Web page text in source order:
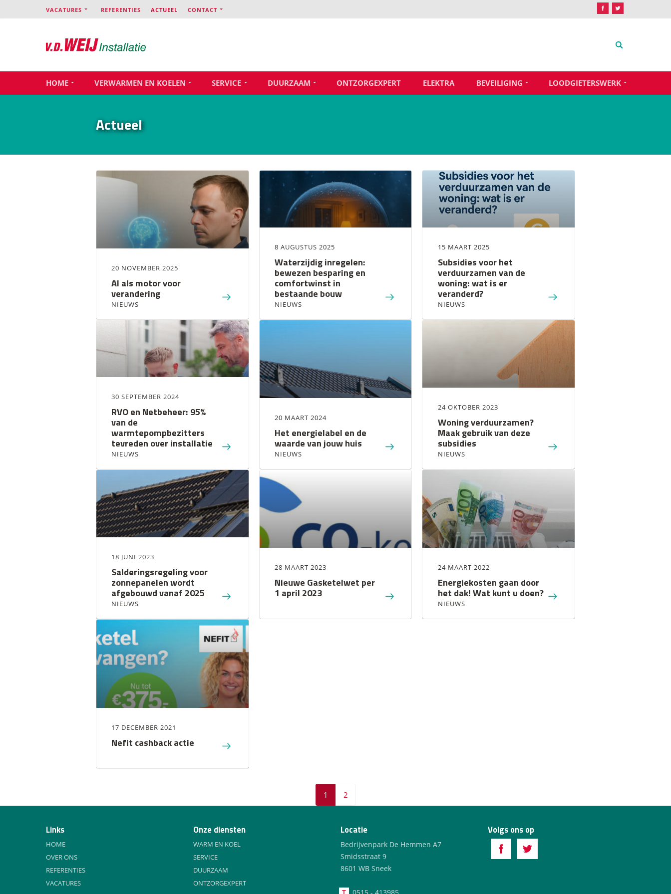
VACATURES REFERENTIES ACTUEEL CONTACT
HOME VERWARMEN EN KOELEN SERVICE DUURZAAM ONTZORGEXPERT ELEKTRA BEVEILIGING LOODGIETERSWERK
Actueel
20 NOVEMBER 2025
AI als motor voor
verandering
NIEUWS
8 AUGUSTUS 2025
Waterzijdig inregelen:
bewezen besparing en
comfortwinst in
bestaande bouw
NIEUWS
15 MAART 2025
Subsidies voor het
verduurzamen van de
woning: wat is er
veranderd?
NIEUWS
30 SEPTEMBER 2024
RVO en Netbeheer: 95%
van de
warmtepompbezitters
tevreden over installatie
NIEUWS
20 MAART 2024
Het energielabel en de
waarde van jouw huis
NIEUWS
24 OKTOBER 2023
Woning verduurzamen?
Maak gebruik van deze
subsidies
NIEUWS
18 JUNI 2023
Salderingsregeling voor
zonnepanelen wordt
afgebouwd vanaf 2025
NIEUWS
28 MAART 2023
Nieuwe Gasketelwet per
1 april 2023
24 MAART 2022
Energiekosten gaan door
het dak! Wat kunt u doen?
NIEUWS
17 DECEMBER 2021
Nefit cashback actie
1 2
Links
HOME
OVER ONS
REFERENTIES
VACATURES
Onze diensten
WARM EN KOEL
SERVICE
DUURZAAM
ONTZORGEXPERT
Locatie
Bedrijvenpark De Hemmen A7
Smidsstraat 9
8601 WB Sneek
Volgs ons op